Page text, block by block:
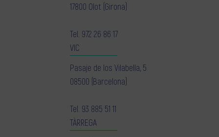
17800 Olot (Girona)
Tel. 972 26 86 17
VIC
Pasaje de los Vilabella, 5
08500 (Barcelona)
Tel. 93 885 51 11
TÀRREGA